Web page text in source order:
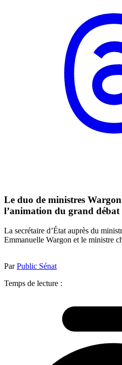
Le duo de ministres
l’animation du grand débat
La secrétaire d’État auprès du
Emmanuelle Wargon et le ministre
ParPublic Sénat
Temps de lecture :